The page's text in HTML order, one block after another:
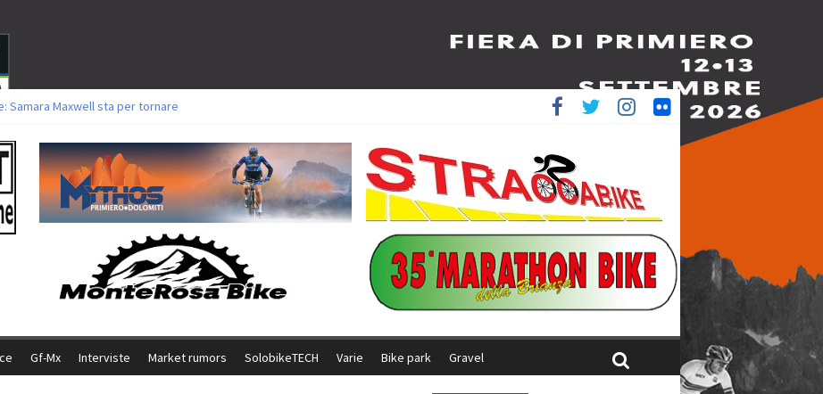
Samara Maxwell sta per tornare
vittorie per Ghibaudo, Grossmann e Gallis. Signorelli 5^ la migliore tra gli italiani
Bike della Brianza: l’ultima sfida agonistica di una leggendaria storia
il Team Relay firma il secondo argento azzurro a Monteceneri
Gf-Mx Interviste Market rumors SolobikeTECH Varie Bike park Gravel